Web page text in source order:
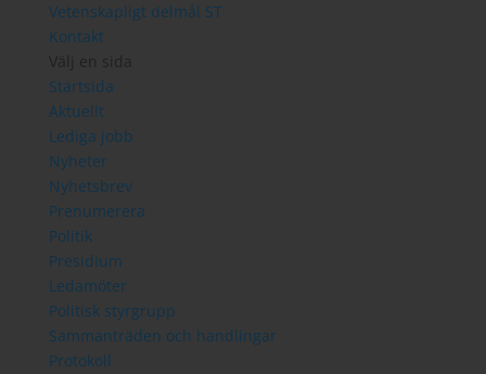
Vetenskapligt delmål ST
Kontakt
Välj en sida
Startsida
Aktuellt
Lediga jobb
Nyheter
Nyhetsbrev
Prenumerera
Politik
Presidium
Ledamöter
Politisk styrgrupp
Sammanträden och handlingar
Protokoll